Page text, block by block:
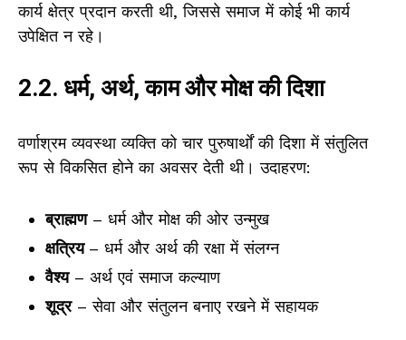
कार्य क्षेत्र प्रदान करती थी, जिससे समाज में कोई भी कार्य
उपेक्षित न रहे।
2.2. धर्म, अर्थ, काम और मोक्ष की दिशा
वर्णाश्रम व्यवस्था व्यक्ति को चार पुरुषार्थों की दिशा में संतुलित
रूप से विकसित होने का अवसर देती थी। उदाहरण:
ब्राह्मण– धर्म और मोक्ष की ओर उन्मुख
क्षत्रिय – धर्म और अर्थ की रक्षा में संलग्न
वैश्य– अर्थ एवं समाज कल्याण
शूद्र– सेवा और संतुलन बनाए रखने में सहायक